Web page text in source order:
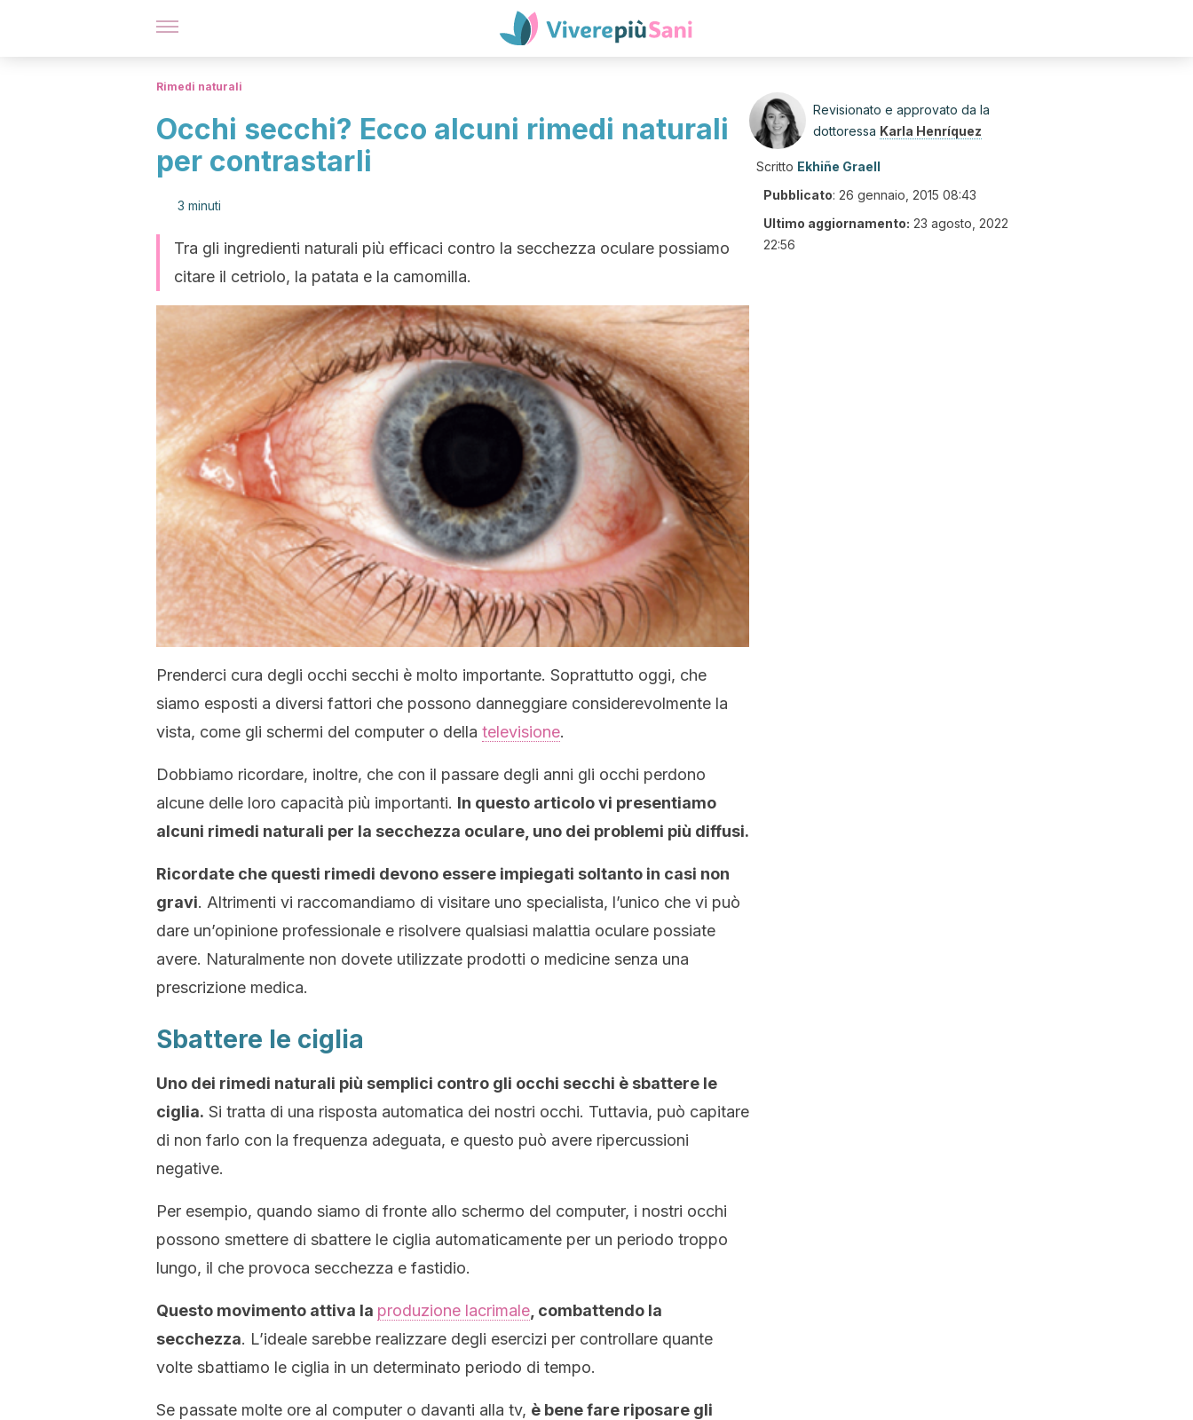
Rimedi naturali
Occhi secchi? Ecco alcuni rimedi naturali
per contrastarli
3 minuti
Tra gli ingredienti naturali più efficaci contro la secchezza oculare possiamo
citare il cetriolo, la patata e la camomilla.
Prenderci cura degli occhi secchi è molto importante. Soprattutto oggi, che
siamo esposti a diversi fattori che possono danneggiare considerevolmente la
vista, come gli schermi del computer o della televisione.
Dobbiamo ricordare, inoltre, che con il passare degli anni gli occhi perdono
alcune delle loro capacità più importanti. In questo articolo vi presentiamo
alcuni rimedi naturali per la secchezza oculare, uno dei problemi più diffusi.
Ricordate che questi rimedi devono essere impiegati soltanto in casi non
gravi. Altrimenti vi raccomandiamo di visitare uno specialista, l’unico che vi può
dare un’opinione professionale e risolvere qualsiasi malattia oculare possiate
avere. Naturalmente non dovete utilizzate prodotti o medicine senza una
prescrizione medica.
Sbattere le ciglia
Uno dei rimedi naturali più semplici contro gli occhi secchi è sbattere le
ciglia. Si tratta di una risposta automatica dei nostri occhi. Tuttavia, può capitare
di non farlo con la frequenza adeguata, e questo può avere ripercussioni
negative.
Per esempio, quando siamo di fronte allo schermo del computer, i nostri occhi
possono smettere di sbattere le ciglia automaticamente per un periodo troppo
lungo, il che provoca secchezza e fastidio.
Questo movimento attiva la produzione lacrimale , combattendo la
secchezza. L’ideale sarebbe realizzare degli esercizi per controllare quante
volte sbattiamo le ciglia in un determinato periodo di tempo.
Se passate molte ore al computer o davanti alla tv, è bene fare riposare gli
Revisionato e approvato da la
dottoressa Karla Henríquez
Scritto Ekhiñe Graell
Pubblicato: 26 gennaio, 2015 08:43
Ultimo aggiornamento: 23 agosto, 2022
22:56